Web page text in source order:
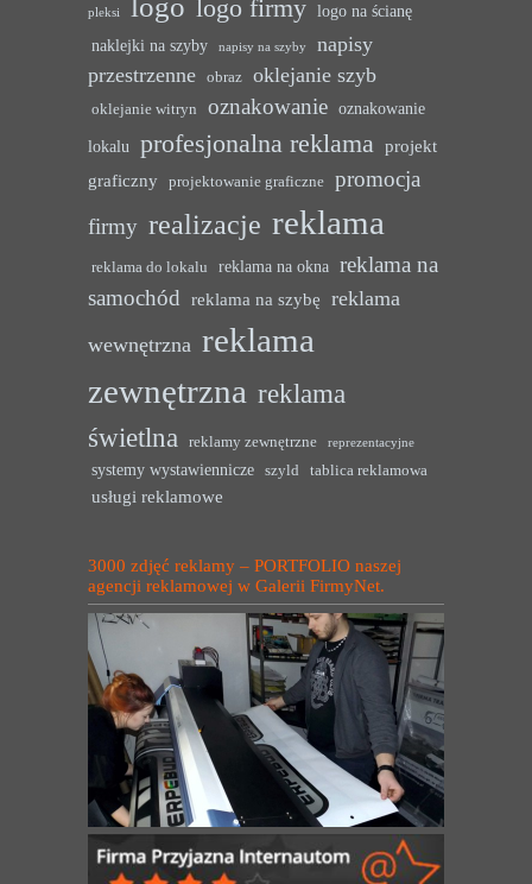
pleksi logo logo firmy logo na ścianę
naklejki na szyby
napisy na szyby
napisy
przestrzenne
obraz oklejanie szyb
oklejanie witryn oznakowanie oznakowanie
lokalu profesjonalna reklama projekt
graficzny
projektowanie graficzne
promocja
firmy realizacje reklama
reklama do lokalu reklama na okna reklama na
samochód reklama na szybę reklama
wewnętrzna reklama
zewnętrzna reklama
świetlna
reklamy zewnętrzne reprezentacyjne
systemy wystawiennicze szyld tablica reklamowa
usługi reklamowe
3000 zdjęć reklamy – PORTFOLIO naszej
agencji reklamowej w Galerii FirmyNet.